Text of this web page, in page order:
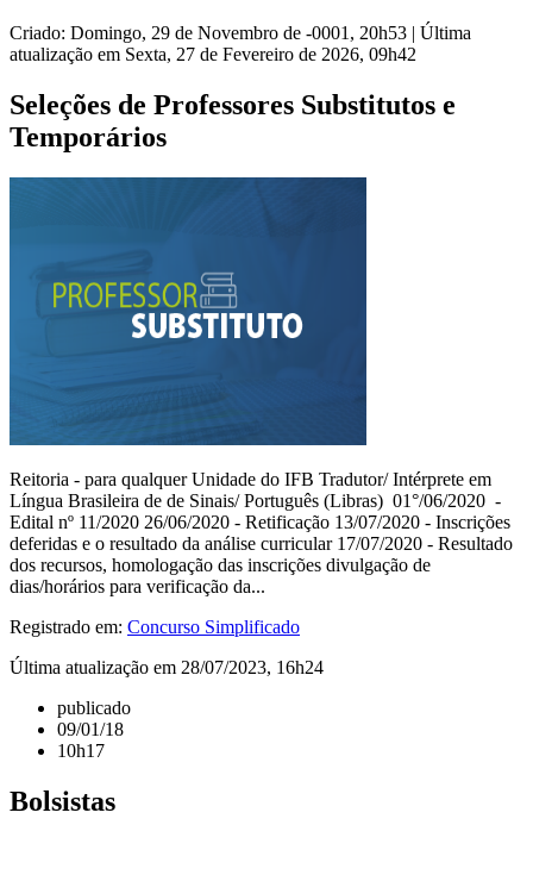
Criado: Domingo, 29 de Novembro de -0001, 20h53 | Última
atualização em Sexta, 27 de Fevereiro de 2026, 09h42
Seleções de Professores Substitutos e
Temporários
Reitoria - para qualquer Unidade do IFB Tradutor/ Intérprete em
Língua Brasileira de de Sinais/ Português (Libras) 01°/06/2020 -
Edital nº 11/2020 26/06/2020 - Retificação 13/07/2020 - Inscrições
deferidas e o resultado da análise curricular 17/07/2020 - Resultado
dos recursos, homologação das inscrições divulgação de
dias/horários para verificação da...
Registrado em: Concurso Simplificado
Última atualização em 28/07/2023, 16h24
publicado
09/01/18
10h17
Bolsistas